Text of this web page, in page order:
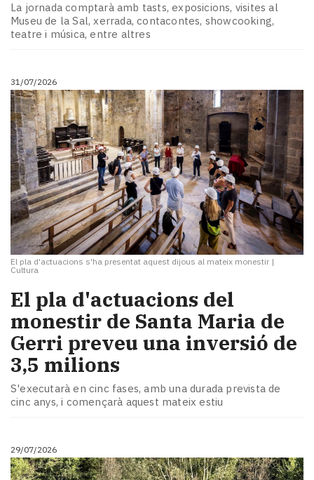
La jornada comptarà amb tasts, exposicions, visites al
Museu de la Sal, xerrada, contacontes, showcooking,
teatre i música, entre altres
31/07/2026
El pla d'actuacions s'ha presentat aquest dijous al mateix monestir |
Cultura
El pla d'actuacions del
monestir de Santa Maria de
Gerri preveu una inversió de
3,5 milions
S'executarà en cinc fases, amb una durada prevista de
cinc anys, i començarà aquest mateix estiu
29/07/2026